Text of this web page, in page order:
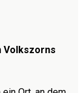
Volkszorns